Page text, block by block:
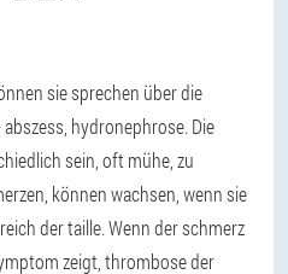
sie sprechen über die
hydronephrose. Die
sein, oft mühe, zu
können wachsen, wenn sie
der taille. Wenn der schmerz
zeigt, thrombose der